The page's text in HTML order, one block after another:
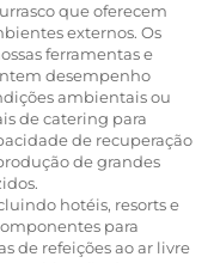
que oferecem
externos. Os
ferramentas e
desempenho
ambientais ou
de catering para
de recuperação
de grandes
hotéis, resorts e
para
de refeições ao ar livre